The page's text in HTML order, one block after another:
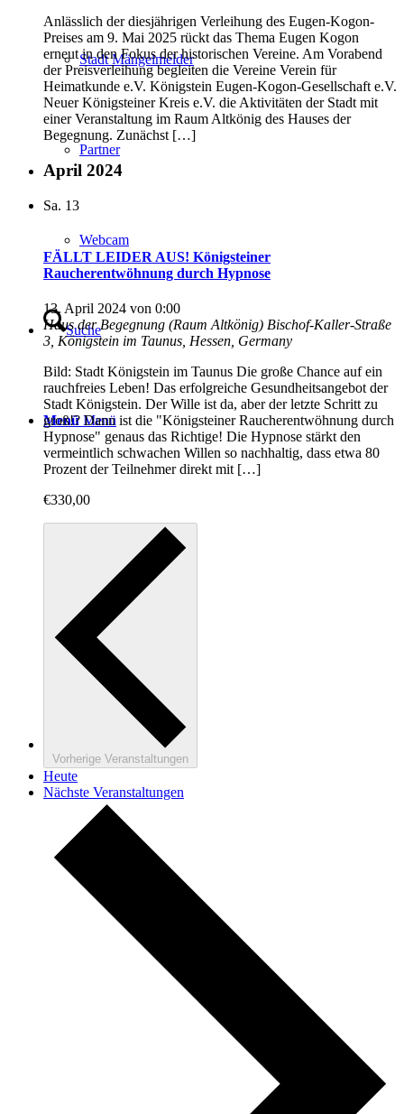
Stadt Mängelmelder
Partner
Webcam
Suche
Menü Menü
Anlässlich der diesjährigen Verleihung des Eugen-Kogon-
Preises am 9. Mai 2025 rückt das Thema Eugen Kogon
erneut in den Fokus der historischen Vereine. Am Vorabend
der Preisverleihung begleiten die Vereine Verein für
Heimatkunde e.V. Königstein Eugen-Kogon-Gesellschaft e.V.
Neuer Königsteiner Kreis e.V. die Aktivitäten der Stadt mit
einer Veranstaltung im Raum Altkönig des Hauses der
Begegnung. Zunächst […]
April 2024
Sa. 13
FÄLLT LEIDER AUS! Königsteiner
Raucherentwöhnung durch Hypnose
13. April 2024 von 0:00
Haus der Begegnung (Raum Altkönig) Bischof-Kaller-Straße
3, Königstein im Taunus, Hessen, Germany
Bild: Stadt Königstein im Taunus Die große Chance auf ein
rauchfreies Leben! Das erfolgreiche Gesundheitsangebot der
Stadt Königstein. Der Wille ist da, aber der letzte Schritt zu
groß!? Dann ist die "Königsteiner Raucherentwöhnung durch
Hypnose" genaus das Richtige! Die Hypnose stärkt den
vermeintlich schwachen Willen so nachhaltig, dass etwa 80
Prozent der Teilnehmer direkt mit […]
€330,00
Vorherige Veranstaltungen
Heute
Nächste Veranstaltungen